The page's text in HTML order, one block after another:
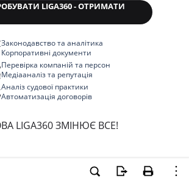
LIGA360 - ОТРИМАТИ
Законодавство та аналітика
Корпоративні документи
Перевірка компаній та персон
Медіааналіз та репутація
Аналіз судової практики
Автоматизація договорів
LIGA360 ЗМІНЮЄ ВСЕ!